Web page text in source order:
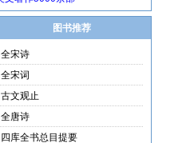
图书推荐
全宋诗
全宋词
古文观止
全唐诗
四库全书总目提要